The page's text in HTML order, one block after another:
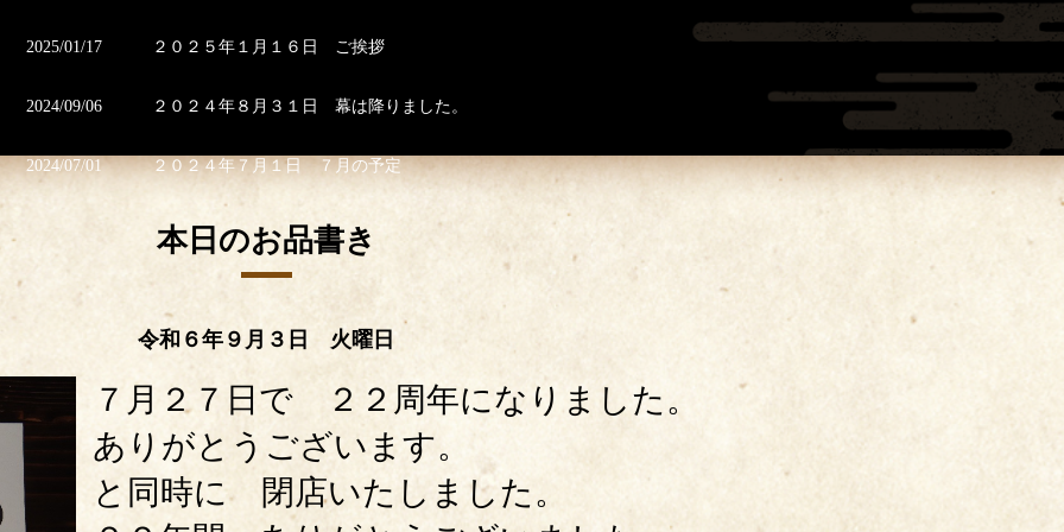
2025/01/17 ２０２５年１月１６日 ご挨拶
2024/09/06 ２０２４年８月３１日 幕は降りました。
2024/07/01 ２０２４年７月１日 ７月の予定
２０２４年６月１４日 大切なお知らせ
2024/06/01
２０２４年４月２５日 ５月の予定
２０２４年４月１８日 静岡県由比直送 『春漁 桜えび』
2024/04/05 ２０２４年４月５日 ４月の予定
２０２４年３月３０日 岩手県宮古直送『天然さくらます』
本日のお品書き
令和６年９月３日 火曜日
７月２７日で ２２周年になりました。
ありがとうございます。
と同時に 閉店いたしました。